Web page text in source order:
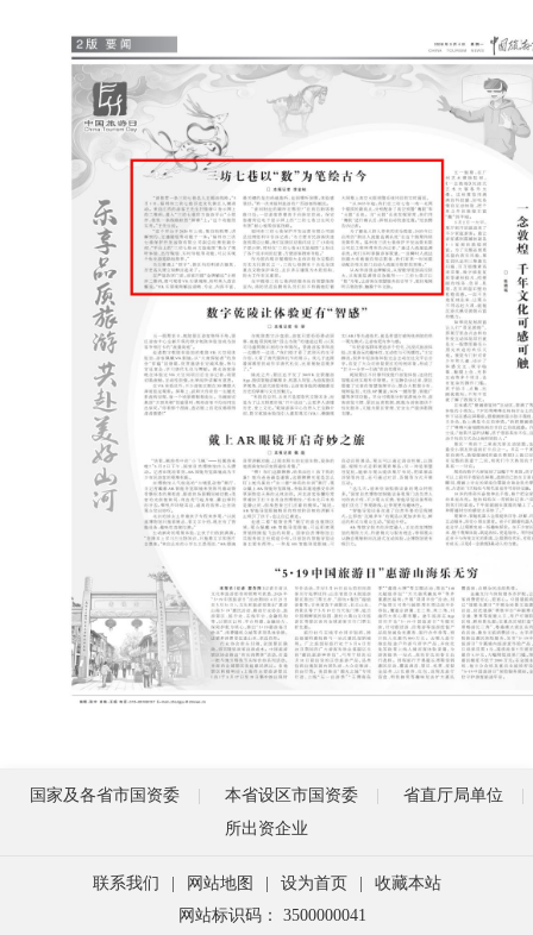
国家及各省市国资委 本省设区市国资委
省直厅局单位
所出资企业
联系我们 网站地图 设为首页
收藏本站
网站标识码： 3500000041